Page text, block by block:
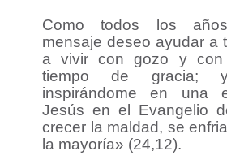
Como todos los
mensaje deseo ayudar a
a vivir con gozo y con
tiempo de gracia;
inspirándome en una
Jesús en el Evangelio
crecer la maldad, se
la mayoría» (24,12).